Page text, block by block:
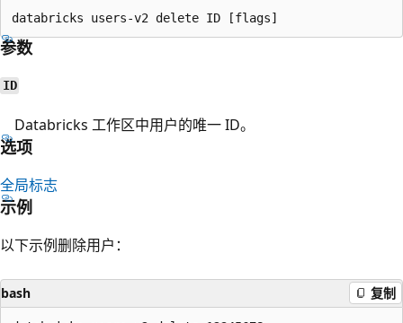
参数
ID
Databricks 工作区中用户的唯一 ID。
选项
全局标志
示例
以下示例删除用户：
bash 复制